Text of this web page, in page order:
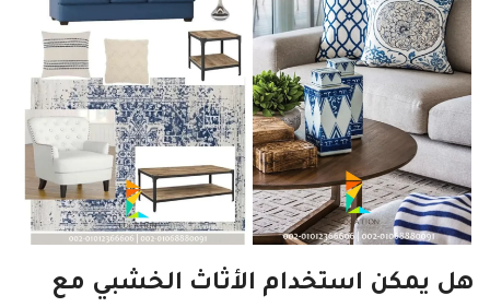
هل يمكن استخدام الأثاث الخشبي مع